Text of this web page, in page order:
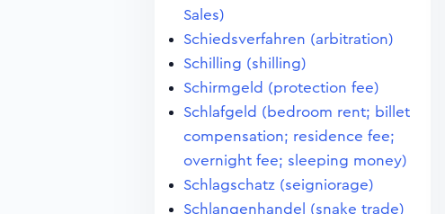
Sales)
Schiedsverfahren (arbitration)
Schilling (shilling)
Schirmgeld (protection fee)
Schlafgeld (bedroom rent; billet
compensation; residence fee;
overnight fee; sleeping money)
Schlagschatz (seigniorage)
Schlangenhandel (snake trade)